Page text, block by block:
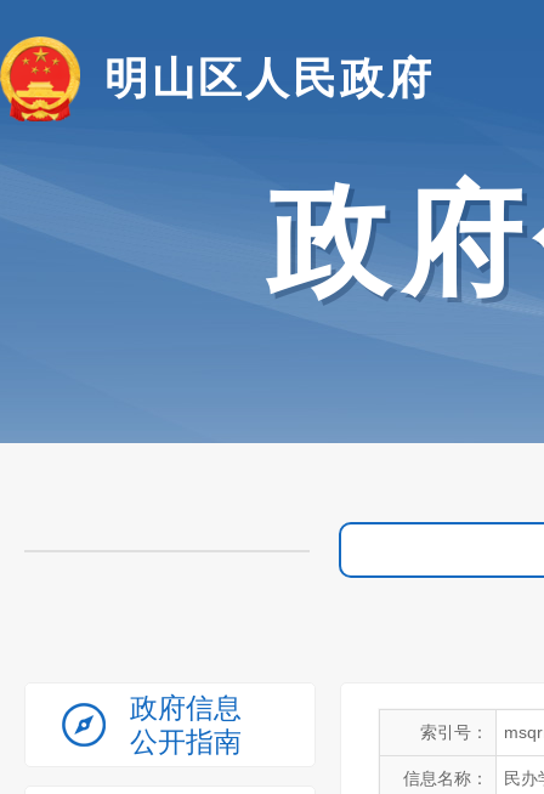
明山区人民政府
政
政府信息
公开指南
索引号：
信息名称： 民办